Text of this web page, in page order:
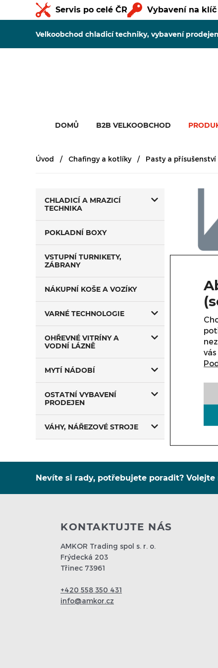
Servis po celé ČR Vybavení na klíč
Velkoobchod chladicí techniky, vybavení
DOMŮ B2B VELKOOBCHOD
Úvod Chafingy a kotlíky Pasty a přísušenství
CHLADICÍ A MRAZICÍ
TECHNIKA
POKLADNÍ BOXY
VSTUPNÍ TURNIKETY,
ZÁBRANY
NÁKUPNÍ KOŠE A VOZÍKY
VARNÉ TECHNOLOGIE
OHŘEVNÉ VITRÍNY A
VODNÍ LÁZNĚ
MYTÍ NÁDOBÍ
OSTATNÍ VYBAVENÍ
PRODEJEN
VÁHY, NÁŘEZOVÉ STROJE
V
Rádi
Nevíte si rady, potřebujete poradit? Volejte
KONTAKTUJTE NÁS
AMKOR Trading spol s. r. o.
Frýdecká 203
Třinec 73961
+420 558 350 431
info@amkor.cz